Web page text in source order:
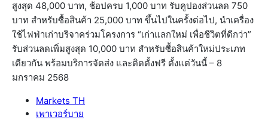
สูงสุด 48,000 บาท, ช้อปครบ 1,000 บาท รับคูปองส่วนลด 750
บาท สำหรับซื้อสินค้า 25,000 บาท ขึ้นไปในครั้งต่อไป, นำเครื่อง
ใช้ไฟฟ่าเก่าบริจาคร่วมโครงการ “เก่าแลกใหม่ เพื่อชีวิตที่ดีกว่า”
รับส่วนลดเพิ่มสูงสุด 10,000 บาท สำหรับซื้อสินค้าใหม่ประเภท
เดียวกัน พร้อมบริการจัดส่ง และติดตั้งฟรี ตั้งแต่วันนี้ – 8
มกราคม 2568
Markets TH
เพาเวอร์บาย